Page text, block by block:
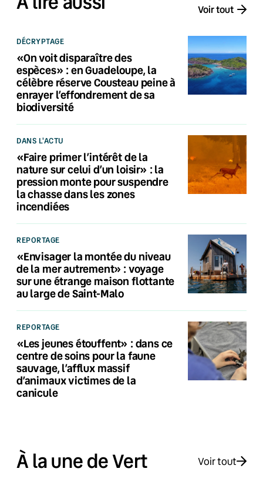
Voir tout
DÉCRYPTAGE
«On voit disparaître des
espèces» : en Guadeloupe, la
célèbre réserve Cousteau peine à
enrayer l’effondrement de sa
biodiversité
DANS L'ACTU
«Faire primer l’intérêt de la
nature sur celui d’un loisir» : la
pression monte pour suspendre
la chasse dans les zones
incendiées
REPORTAGE
«Envisager la montée du niveau
de la mer autrement» : voyage
sur une étrange maison flottante
au large de Saint-Malo
REPORTAGE
«Les jeunes étouffent» : dans ce
centre de soins pour la faune
sauvage, l’afflux massif
d’animaux victimes de la
canicule
À la une de Vert Voir tout